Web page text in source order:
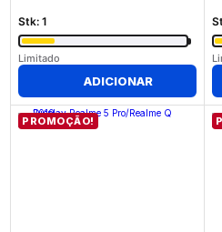
Stk: 1
Limitado
ADICIONAR
PROMOÇÃO!